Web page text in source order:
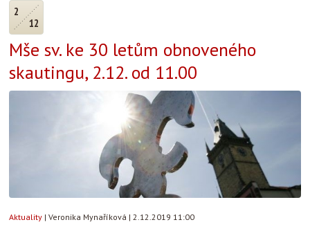
2
12
Mše sv. ke 30 letům obnoveného
skautingu, 2.12. od 11.00
Aktuality | Veronika Mynaříková | 2.12.2019 11:00